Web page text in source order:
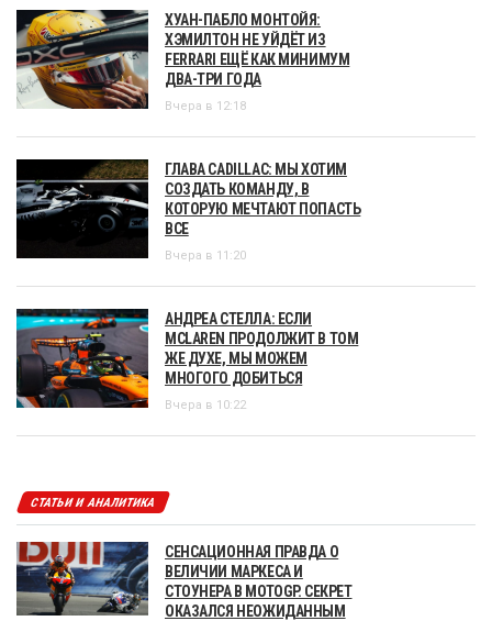
ХУАН-ПАБЛО МОНТОЙЯ:
ХЭМИЛТОН НЕ УЙДЁТ ИЗ
FERRARI ЕЩЁ КАК МИНИМУМ
ДВА-ТРИ ГОДА
Вчера в 12:18
ГЛАВА CADILLAC: МЫ ХОТИМ
СОЗДАТЬ КОМАНДУ, В
КОТОРУЮ МЕЧТАЮТ ПОПАСТЬ
ВСЕ
Вчера в 11:20
АНДРЕА СТЕЛЛА: ЕСЛИ
MCLAREN ПРОДОЛЖИТ В ТОМ
ЖЕ ДУХЕ, МЫ МОЖЕМ
МНОГОГО ДОБИТЬСЯ
Вчера в 10:22
СТАТЬИ И АНАЛИТИКА
СЕНСАЦИОННАЯ ПРАВДА О
ВЕЛИЧИИ МАРКЕСА И
СТОУНЕРА В MOTOGP. СЕКРЕТ
ОКАЗАЛСЯ НЕОЖИДАННЫМ